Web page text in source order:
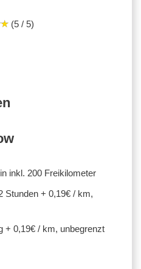
(5 / 5)
inkl. 200 Freikilometer
Stunden + 0,19€ / km,
+ 0,19€ / km, unbegrenzt